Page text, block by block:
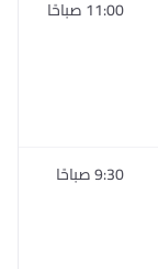
11:00 صباحًا
9:30 صباحًا